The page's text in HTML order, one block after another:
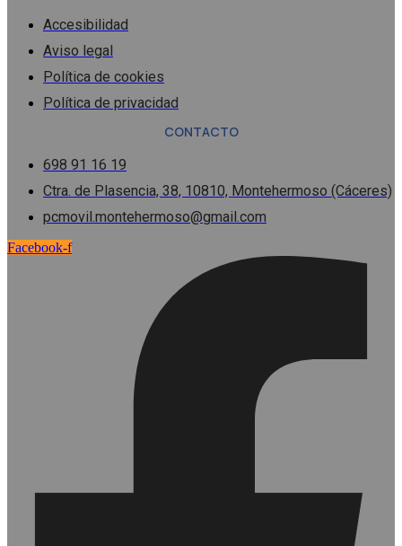
Accesibilidad
Aviso legal
Política de cookies
Política de privacidad
CONTACTO
698 91 16 19
Ctra. de Plasencia, 38, 10810, Montehermoso (Cáceres)
pcmovil.montehermoso@gmail.com
Facebook-f